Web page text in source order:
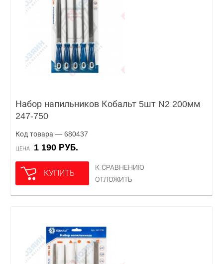
Набор напильников Кобальт 5шт N2 200мм
247-750
Код товара — 680437
ЦЕНА 1 190 РУБ.
КУПИТЬ
К СРАВНЕНИЮ
ОТЛОЖИТЬ